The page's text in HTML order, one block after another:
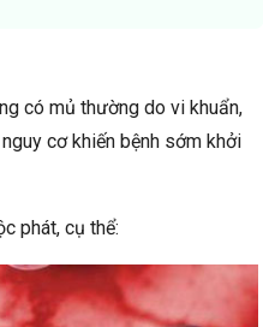
có mủ thường do vi khuẩn,
cơ khiến bệnh sớm khởi
phát, cụ thể: